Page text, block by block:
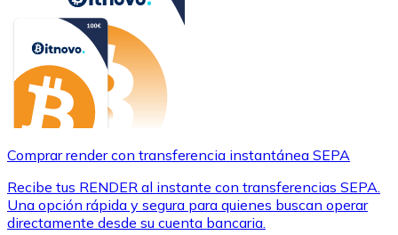
Comprar render con transferencia instantánea SEPA
Recibe tus RENDER al instante con transferencias SEPA.
Una opción rápida y segura para quienes buscan operar
directamente desde su cuenta bancaria.